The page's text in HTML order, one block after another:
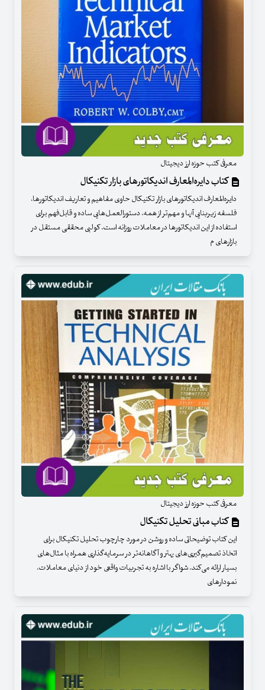
معرفی کتب حوزه ارز دیجیتال
کتاب دایره‌المعارف اندیکاتورهای بازار تکنیکال
دایره‌المعارف اندیکاتورهای بازار تکنیکال حاوی مفاهیم و تعاریف اندیکاتورها،
فلسفه زیربنایی آنها و مهم‌تر از همه، دستورالعمل‌هایی ساده و قابل‌فهم برای
استفاده از این اندیکاتورها در معاملات روزانه است. کولبی محققی مستقل در
بازارهای م
معرفی کتب حوزه ارز دیجیتال
کتاب مبانی تحلیل تکنیکال
این کتاب توضیحاتی ساده و روشن در مورد چارچوب تحلیل تکنیکال برای
اتخاذ تصمیم‌گیری‌های بهتر و آگاهانه‌تر در سرمایه‌گذاری همراه با مثال‌های
بسیار ارائه می‌کند. شواگر با اشاره به تجربیات واقعی خود از دنیای معاملات،
نمودارهای